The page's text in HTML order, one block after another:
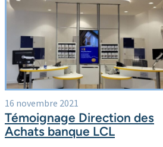
16 novembre 2021
Témoignage Direction des
Achats banque LCL